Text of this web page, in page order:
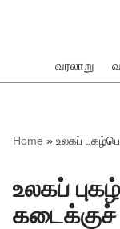
வரலாறு
Home » உலகப்
உலகப்